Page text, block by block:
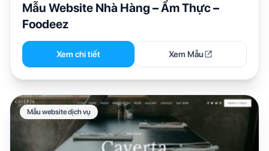
Mẫu Website Nhà Hàng – Ẩm Thực –
Foodeez
Xem chi tiết Xem Mẫu
Mẫu website dịch vụ